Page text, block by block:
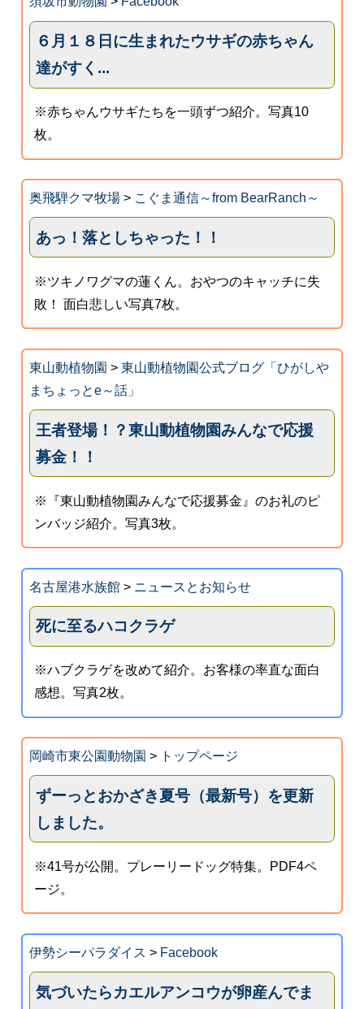
６月１８日に生まれたウサギの赤ちゃん
達がすく...
※赤ちゃんウサギたちを一頭ずつ紹介。写真10
枚。
奥飛騨クマ牧場> こぐま通信～from BearRanch～
あっ！落としちゃった！！
※ツキノワグマの蓮くん。おやつのキャッチに失
敗！ 面白悲しい写真7枚。
東山動植物園 > 東山動植物園公式ブログ「ひがしや
まちょっとe～話」
王者登場！？東山動植物園みんなで応援
募金！！
※『東山動植物園みんなで応援募金』のお礼のピ
ンバッジ紹介。写真3枚。
名古屋港水族館> ニュースとお知らせ
死に至るハコクラゲ
※ハブクラゲを改めて紹介。お客様の率直な面白
感想。写真2枚。
岡崎市東公園動物園 > トップページ
ずーっとおかざき夏号（最新号）を更新
しました。
※41号が公開。プレーリードッグ特集。PDF4ペ
ージ。
伊勢シーパラダイス > Facebook
気づいたらカエルアンコウが卵産んでま